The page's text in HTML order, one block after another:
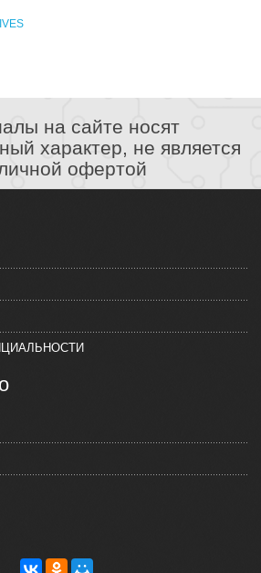
на сайте носят
характер, не является
офертой